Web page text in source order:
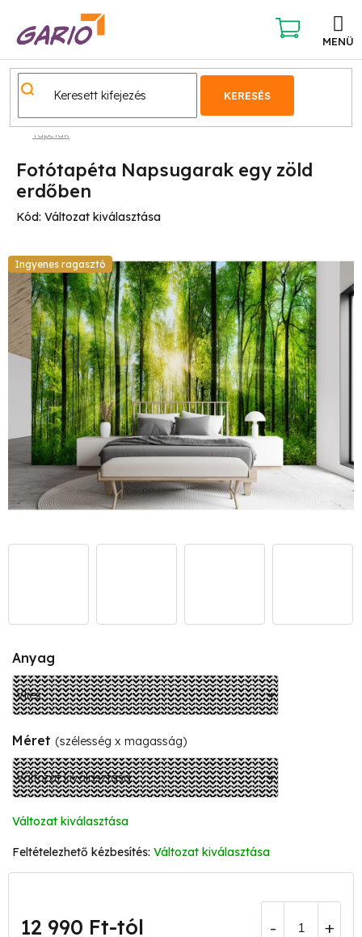
KERESÉS
KOSÁR
Tapéták
Fotótapéta Napsugarak egy zöld
erdőben
Kód: Változat kiválasztása
Ingyenes ragasztó
Anyag
Méret (szélesség x magasság)
Változat kiválasztása
Változat kiválasztása
12 990 Ft-tól